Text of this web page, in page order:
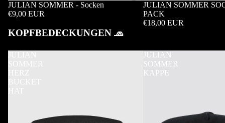
JULIAN SOMMER - Socken
€9,00 EUR
JULIAN SOMMER
PACK
€18,00 EUR
KOPFBEDECKUNGEN 🧢
JULIAN
SOMMER
KAPPE